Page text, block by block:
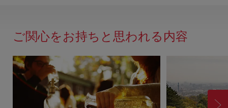
ド
ッ
ク
ご関心をお持ちと思われる内容